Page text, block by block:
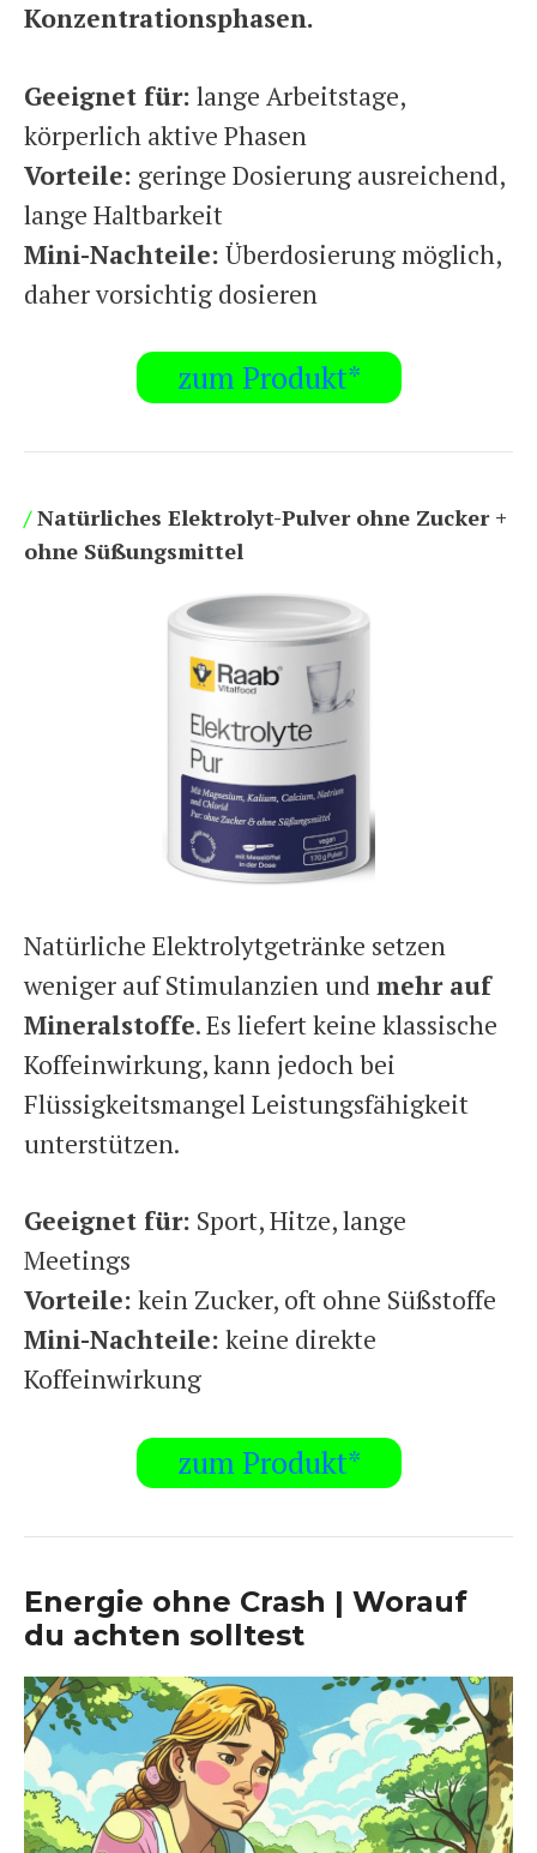
Konzentrationsphasen.
Geeignet für: lange Arbeitstage,
körperlich aktive Phasen
Vorteile: geringe Dosierung ausreichend,
lange Haltbarkeit
Mini-Nachteile: Überdosierung möglich,
daher vorsichtig dosieren
zum Produkt*
/Natürliches Elektrolyt-Pulver ohne Zucker +
ohne Süßungsmittel
Natürliche Elektrolytgetränke setzen
weniger auf Stimulanzien undmehr auf
Mineralstoffe. Es liefert keine klassische
Koffeinwirkung, kann jedoch bei
Flüssigkeitsmangel Leistungsfähigkeit
unterstützen.
Geeignet für: Sport, Hitze, lange
Meetings
Vorteile: kein Zucker, oft ohne Süßstoffe
Mini-Nachteile: keine direkte
Koffeinwirkung
zum Produkt*
Energie ohne Crash | Worauf
du achten solltest